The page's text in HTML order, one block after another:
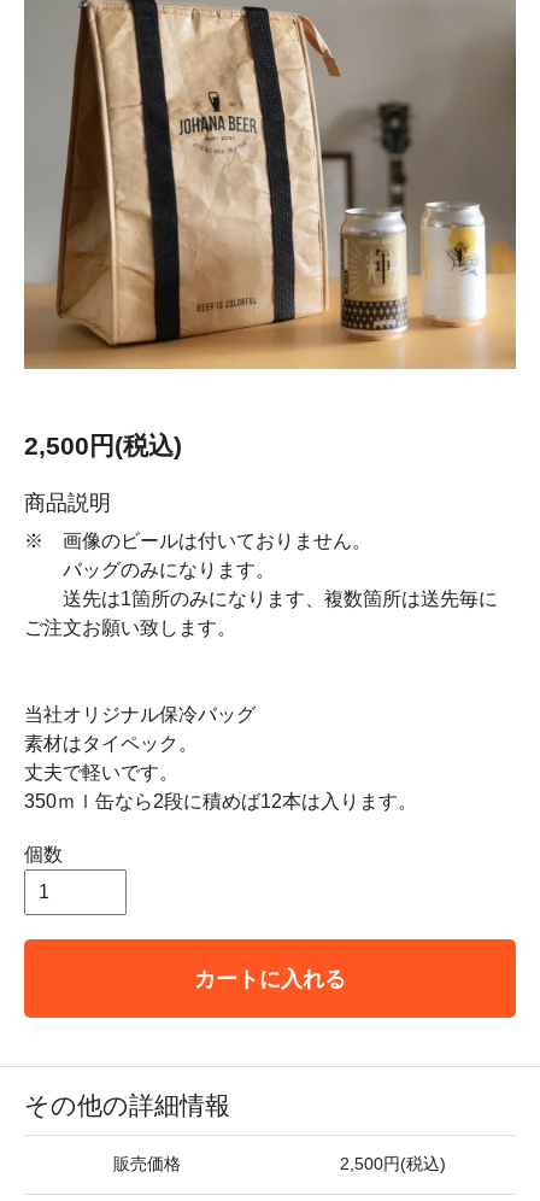
2,500円(税込)
商品説明
※ 画像のビールは付いておりません。
バッグのみになります。
送先は1箇所のみになります、複数箇所は送先毎に
ご注文お願い致します。
当社オリジナル保冷バッグ
素材はタイペック。
丈夫で軽いです。
350ｍｌ缶なら2段に積めば12本は入ります。
個数
カートに入れる
その他の詳細情報
販売価格 2,500円(税込)